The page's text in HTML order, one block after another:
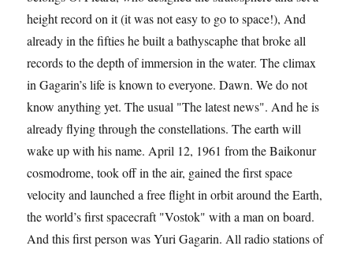
height record on it (it was not easy to go to space!), And
already in the fifties he built a bathyscaphe that broke all
records to the depth of immersion in the water. The climax
in Gagarin’s life is known to everyone. Dawn. We do not
know anything yet. The usual "The latest news". And he is
already flying through the constellations. The earth will
wake up with his name. April 12, 1961 from the Baikonur
cosmodrome, took off in the air, gained the first space
velocity and launched a free flight in orbit around the Earth,
the world’s first spacecraft "Vostok" with a man on board.
And this first person was Yuri Gagarin. All radio stations of